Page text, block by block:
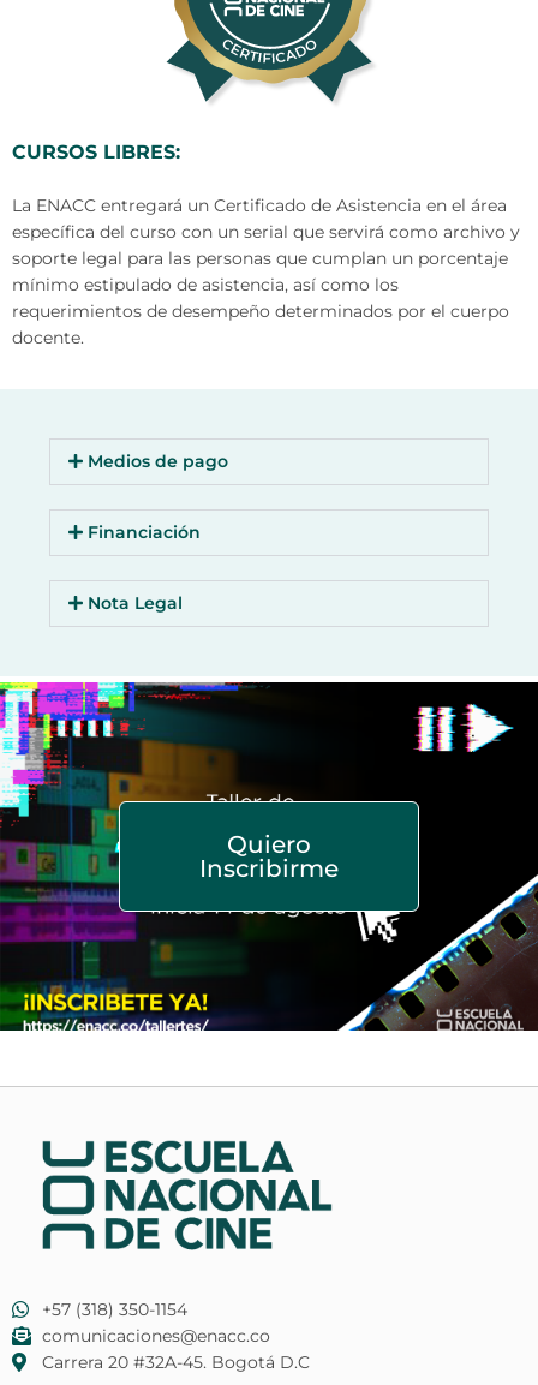
CURSOS LIBRES:
La ENACC entregará un Certificado de Asistencia en el área
específica del curso con un serial que servirá como archivo y
soporte legal para las personas que cumplan un porcentaje
mínimo estipulado de asistencia, así como los
requerimientos de desempeño determinados por el cuerpo
docente.
Medios de pago
Financiación
Nota Legal
Quiero
Inscribirme
+57 (318) 350-1154
comunicaciones@enacc.co
​Carrera 20 #32A-45. Bogotá D.C